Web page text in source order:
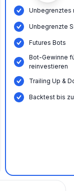
Unbegrenztes
Unbegrenzte
Futures Bots
Bot-Gewinne
reinvestieren
Trailing Up &
Backtest bis